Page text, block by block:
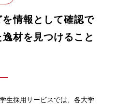
情報として確認で
材を見つけること
生採用サービスでは、各大学